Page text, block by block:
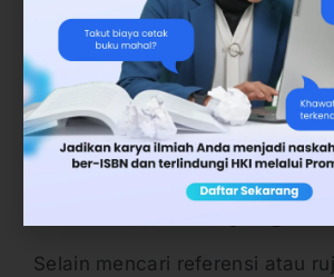
buku, dan bahkan harus
administrasi ke tempat
Google Scholar, tentu
hal literasi lebih terintegrasi
menghemat waktu dan tenaga.
Selain mencari referensi atau